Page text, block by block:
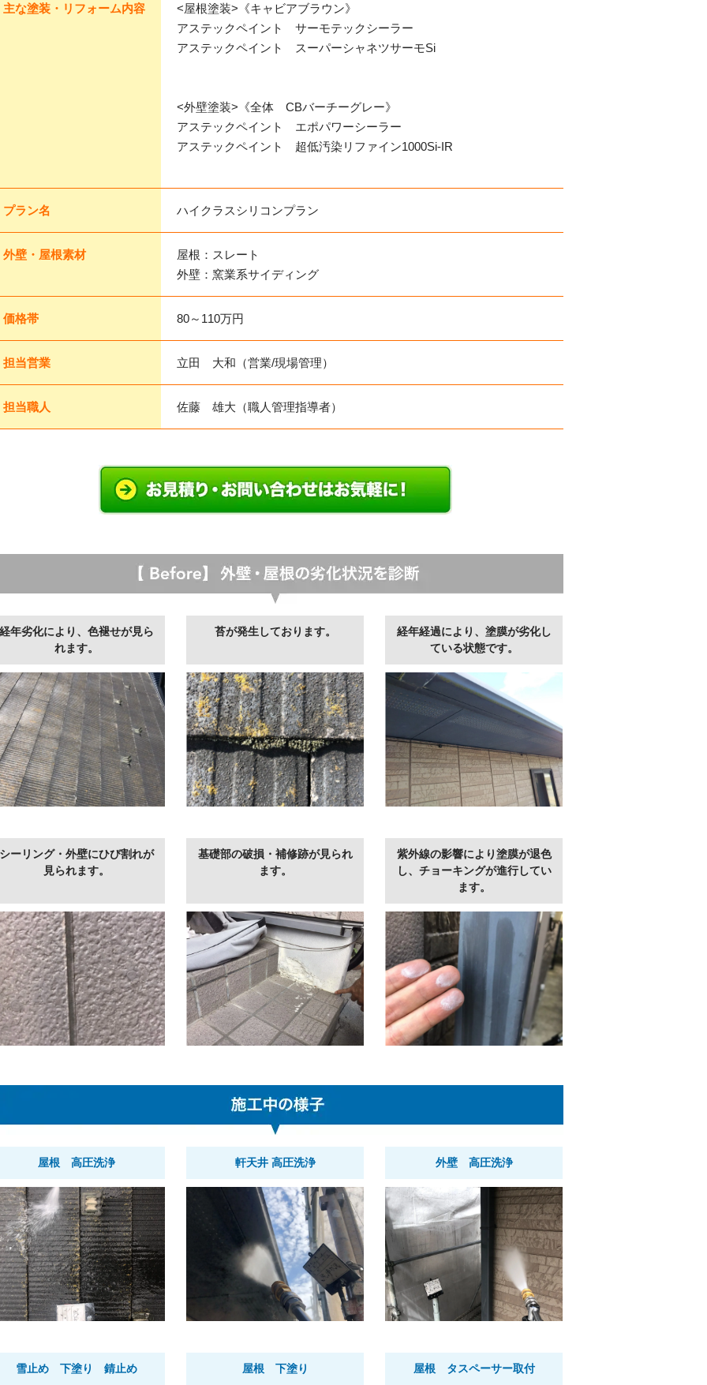
主な塗装・リフォーム内容
<屋根塗装>《キャビアブラウン》
アステックペイント サーモテックシーラー
アステックペイント スーパーシャネツサーモSi
<外壁塗装>《全体 CBバーチーグレー》
アステックペイント エポパワーシーラー
アステックペイント 超低汚染リファイン1000Si-IR
プラン名 ハイクラスシリコンプラン
外壁・屋根素材
屋根：スレート
外壁：窯業系サイディング
価格帯 80～110万円
担当営業 立田 大和（営業/現場管理）
担当職人 佐藤 雄大（職人管理指導者）
年劣化により、色褪せが見ら
れます。
苔が発生しております。
経年経過により、塗膜が劣化し
ている状態です。
ーリング・外壁にひび割れが
見られます。
基礎部の破損・補修跡が見られ
ます。
紫外線の影響により塗膜が退色
し、チョーキングが進行してい
ます。
屋根 高圧洗浄 軒天井 高圧洗浄 外壁 高圧洗浄
雪止め 下塗り 錆止め 屋根 下塗り 屋根 タスペーサー取付